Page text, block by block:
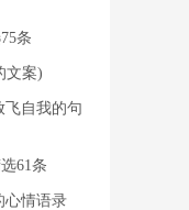
条
文案)
飞自我的句
61条
心情语录